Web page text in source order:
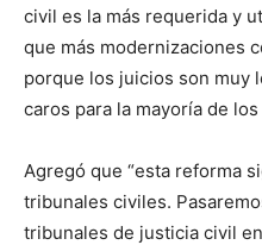
civil es la más requerida y
que más modernizaciones
porque los juicios son muy
caros para la mayoría de los
Agregó que “esta reforma
tribunales civiles.
tribunales de justicia civil